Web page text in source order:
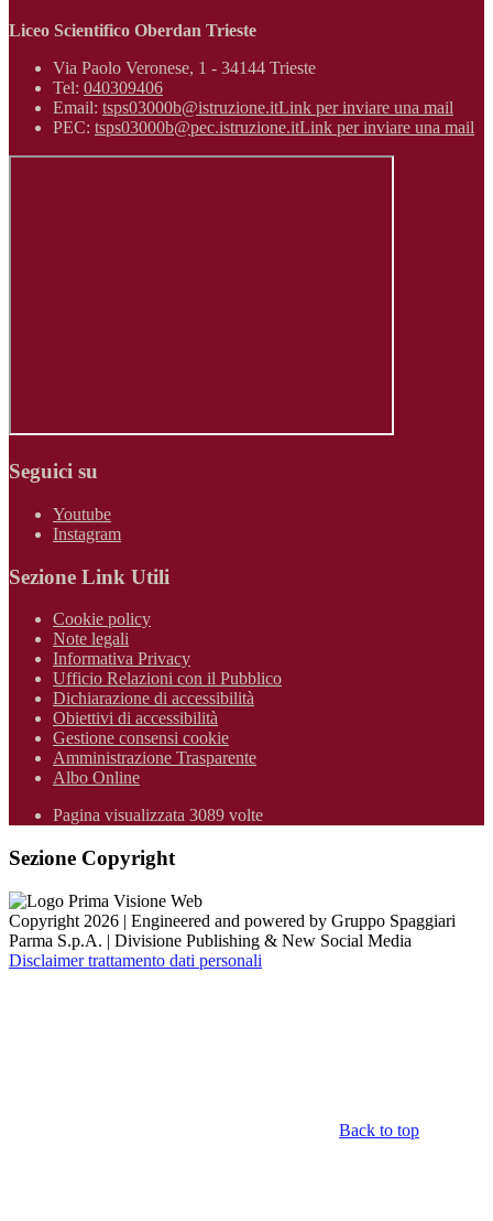
Liceo Scientifico Oberdan Trieste
Via Paolo Veronese, 1 - 34144 Trieste
Tel: 040309406
Email: tsps03000b@istruzione.itLink per inviare una mail
PEC: tsps03000b@pec.istruzione.itLink per inviare una mail
Seguici su
Youtube
Instagram
Sezione Link Utili
Cookie policy
Note legali
Informativa Privacy
Ufficio Relazioni con il Pubblico
Dichiarazione di accessibilità
Obiettivi di accessibilità
Gestione consensi cookie
Amministrazione Trasparente
Albo Online
Pagina visualizzata 3089 volte
Sezione Copyright
Copyright 2026 | Engineered and powered by Gruppo Spaggiari
Parma S.p.A. | Divisione Publishing & New Social Media
Disclaimer trattamento dati personali
Back to top